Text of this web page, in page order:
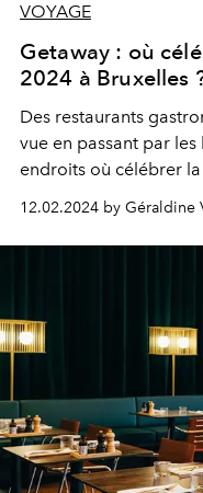
VOYAGE
Getaway : où
2024 à Bruxelles
Des restaurants
vue en passant par
endroits où célébrer
12.02.2024 by Géraldine